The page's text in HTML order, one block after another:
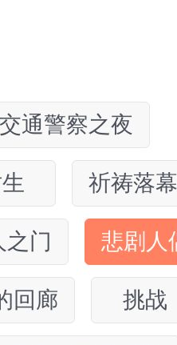
交通警察之夜
祈祷落
之门 悲剧人
回廊 挑战